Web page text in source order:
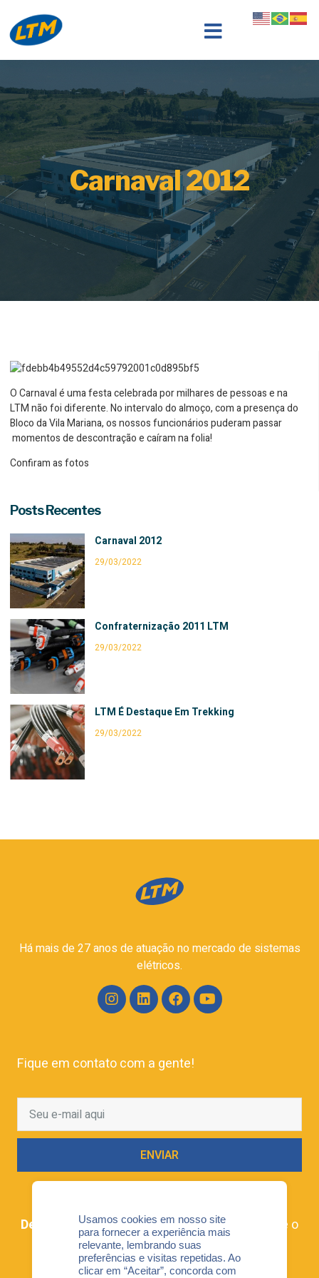
Carnaval 2012
O Carnaval é uma festa celebrada por milhares de pessoas e na
LTM não foi diferente. No intervalo do almoço, com a presença do
Bloco da Vila Mariana, os nossos funcionários puderam passar
momentos de descontração e caíram na folia!
Confiram as fotos
Posts Recentes
Carnaval 2012
29/03/2022
Confraternização 2011 LTM
29/03/2022
LTM É Destaque Em Trekking
29/03/2022
Há mais de 27 anos de atuação no mercado de sistemas
elétricos.
Fique em contato com a gente!
ENVIAR
Denuncie! Se você tem algo a nos dizer, esse é o
link para que o faça de maneira confidencial.
Acesse aqui
Usamos cookies em nosso site
para fornecer a experiência mais
relevante, lembrando suas
preferências e visitas repetidas. Ao
clicar em “Aceitar”, concorda com